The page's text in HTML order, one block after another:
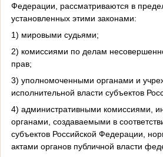
Федерации, рассматриваются в
установленных этими законами:
1) мировыми судьями;
2) комиссиями по делам
прав;
3) уполномоченными органами и
исполнительной власти субъектов
4) административными комиссиями,
органами, создаваемыми в
субъектов Российской Федерации,
актами органов публичной власти